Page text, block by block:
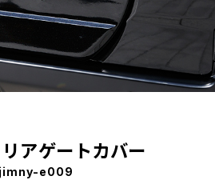
アゲートカバー
jimny-e009